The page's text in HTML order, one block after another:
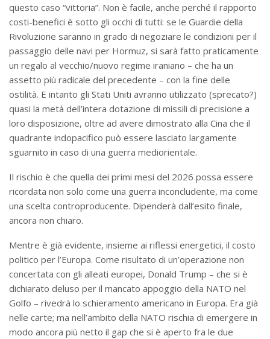
questo caso “vittoria”. Non è facile, anche perché il rapporto
costi-benefici è sotto gli occhi di tutti: se le Guardie della
Rivoluzione saranno in grado di negoziare le condizioni per il
passaggio delle navi per Hormuz, si sarà fatto praticamente
un regalo al vecchio/nuovo regime iraniano – che ha un
assetto più radicale del precedente – con la fine delle
ostilità. E intanto gli Stati Uniti avranno utilizzato (sprecato?)
quasi la metà dell’intera dotazione di missili di precisione a
loro disposizione, oltre ad avere dimostrato alla Cina che il
quadrante indopacifico può essere lasciato largamente
sguarnito in caso di una guerra mediorientale.
Il rischio è che quella dei primi mesi del 2026 possa essere
ricordata non solo come una guerra inconcludente, ma come
una scelta controproducente. Dipenderà dall’esito finale,
ancora non chiaro.
Mentre è già evidente, insieme ai riflessi energetici, il costo
politico per l’Europa. Come risultato di un’operazione non
concertata con gli alleati europei, Donald Trump – che si è
dichiarato deluso per il mancato appoggio della NATO nel
Golfo – rivedrà lo schieramento americano in Europa. Era già
nelle carte; ma nell’ambito della NATO rischia di emergere in
modo ancora più netto il gap che si è aperto fra le due